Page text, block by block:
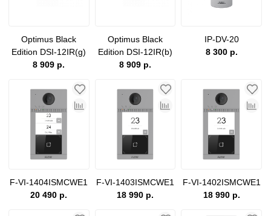
Optimus Black
Edition DSI-12IR(g)
8 909 р.
Optimus Black
Edition DSI-12IR(b)
8 909 р.
IP-DV-20
8 300 р.
F-VI-1404ISMCWE1
20 490 р.
F-VI-1403ISMCWE1
18 990 р.
F-VI-1402ISMCWE1
18 990 р.